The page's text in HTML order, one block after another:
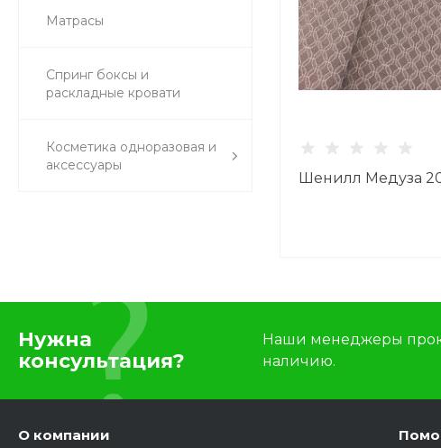
Матрасы
Спринг боксы и
раскладные кровати
Косметика одноразовая и
аксессуары
Шенилл Медуза
Нужна
консультация?
Наши менеджеры
наличию.
О компании